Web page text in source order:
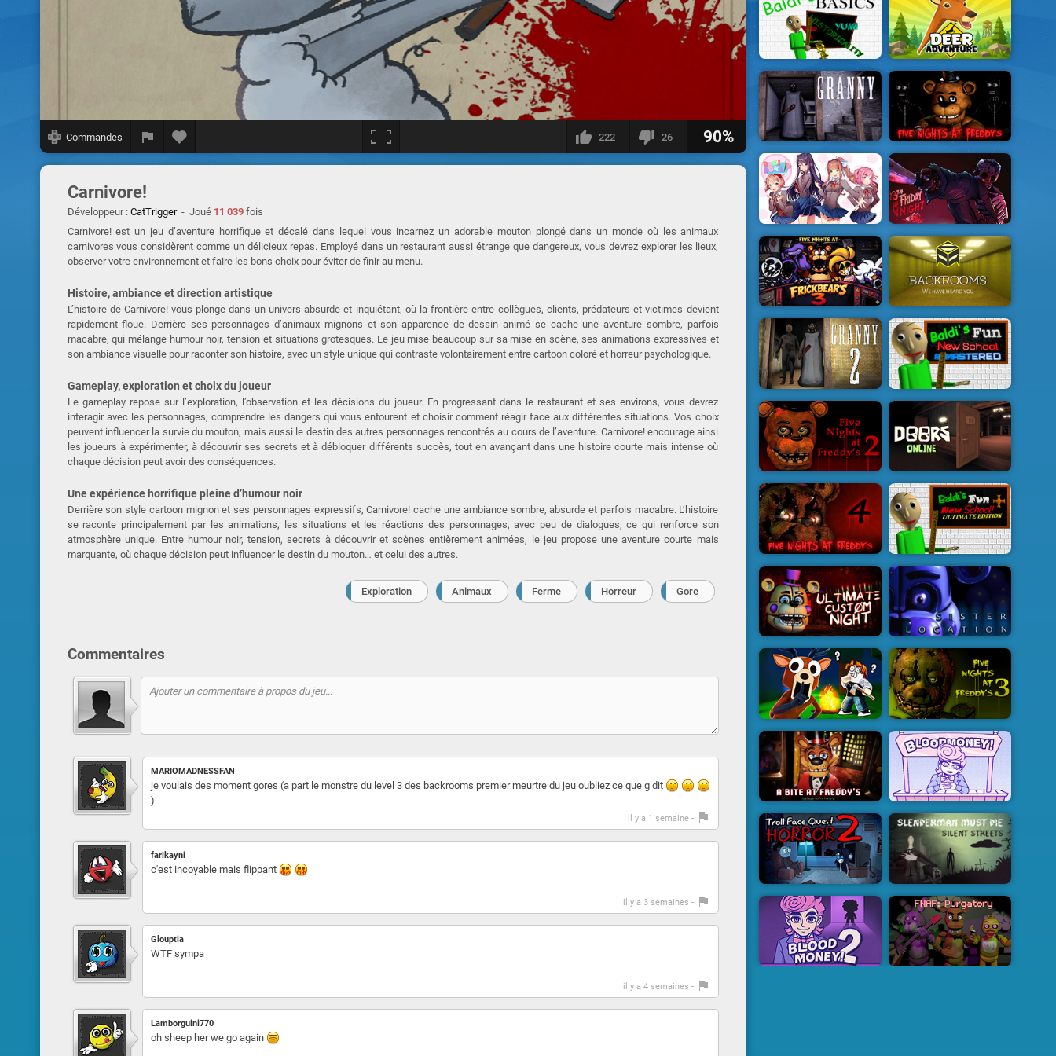
Commandes 222 26 90%
Carnivore!
Développeur : CatTrigger- Joué 11 039fois
Carnivore! est un jeu d’aventure horrifique et décalé dans lequel vous incarnez un adorable mouton plongé dans un monde où les animaux
carnivores vous considèrent comme un délicieux repas. Employé dans un restaurant aussi étrange que dangereux, vous devrez explorer les lieux,
observer votre environnement et faire les bons choix pour éviter de finir au menu.
Histoire, ambiance et direction artistique
L’histoire de Carnivore! vous plonge dans un univers absurde et inquiétant, où la frontière entre collègues, clients, prédateurs et victimes devient
rapidement floue. Derrière ses personnages d’animaux mignons et son apparence de dessin animé se cache une aventure sombre, parfois
macabre, qui mélange humour noir, tension et situations grotesques. Le jeu mise beaucoup sur sa mise en scène, ses animations expressives et
son ambiance visuelle pour raconter son histoire, avec un style unique qui contraste volontairement entre cartoon coloré et horreur psychologique.
Gameplay, exploration et choix du joueur
Le gameplay repose sur l’exploration, l’observation et les décisions du joueur. En progressant dans le restaurant et ses environs, vous devrez
interagir avec les personnages, comprendre les dangers qui vous entourent et choisir comment réagir face aux différentes situations. Vos choix
peuvent influencer la survie du mouton, mais aussi le destin des autres personnages rencontrés au cours de l’aventure. Carnivore! encourage ainsi
les joueurs à expérimenter, à découvrir ses secrets et à débloquer différents succès, tout en avançant dans une histoire courte mais intense où
chaque décision peut avoir des conséquences.
Une expérience horrifique pleine d’humour noir
Derrière son style cartoon mignon et ses personnages expressifs, Carnivore! cache une ambiance sombre, absurde et parfois macabre. L’histoire
se raconte principalement par les animations, les situations et les réactions des personnages, avec peu de dialogues, ce qui renforce son
atmosphère unique. Entre humour noir, tension, secrets à découvrir et scènes entièrement animées, le jeu propose une aventure courte mais
marquante, où chaque décision peut influencer le destin du mouton… et celui des autres.
Exploration Animaux Ferme Horreur Gore
Commentaires
MARIOMADNESSFAN
je voulais des moment gores (a part le monstre du level 3 des backrooms premier meurtre du jeu oubliez ce que g dit
)
il y a 1 semaine -
farikayni
c'est incoyable mais flippant
il y a 3 semaines -
Glouptia
WTF sympa
il y a 4 semaines -
Lamborguini770
oh sheep her we go again